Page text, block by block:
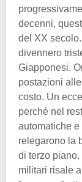
decenni,
del XX
divennero
Giapponesi.
postazioni
costo. Un
perché nel
automatiche
relegarono la
di terzo piano.
militari risale